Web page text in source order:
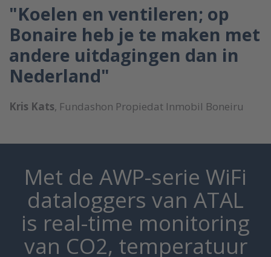
"Koelen en ventileren; op
Bonaire heb je te maken met
andere uitdagingen dan in
Nederland"
Kris Kats, Fundashon Propiedat Inmobil Boneiru
Met de AWP-serie WiFi
dataloggers van ATAL
is real-time monitoring
van CO2, temperatuur